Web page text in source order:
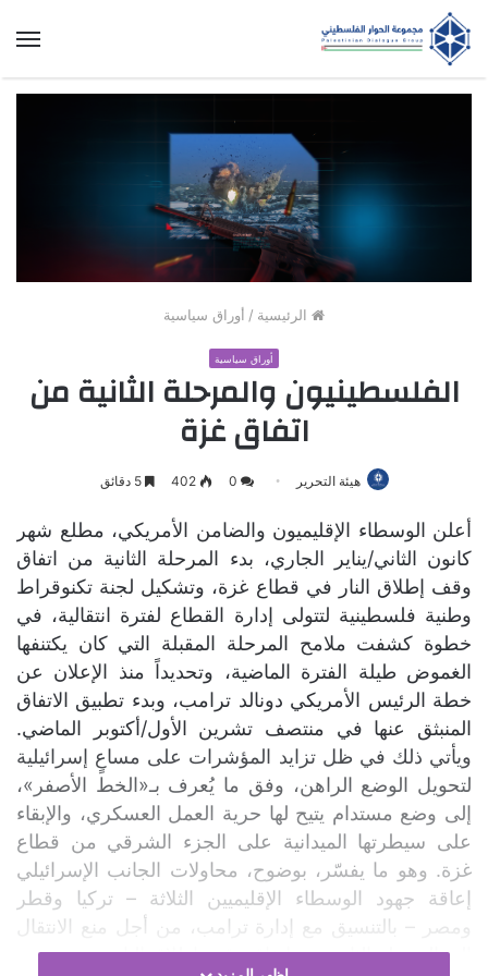
الرئيسية / أوراق سياسية
أوراق سياسية
الفلسطينيون والمرحلة الثانية من
اتفاق غزة
هيئة التحرير 0
402 5 دقائق
أعلن الوسطاء الإقليميون والضامن الأمريكي، مطلع شهر
كانون الثاني/يناير الجاري، بدء المرحلة الثانية من اتفاق
وقف إطلاق النار في قطاع غزة، وتشكيل لجنة تكنوقراط
وطنية فلسطينية لتتولى إدارة القطاع لفترة انتقالية، في
خطوة كشفت ملامح المرحلة المقبلة التي كان يكتنفها
الغموض طيلة الفترة الماضية، وتحديداً منذ الإعلان عن
خطة الرئيس الأمريكي دونالد ترامب، وبدء تطبيق الاتفاق
المنبثق عنها في منتصف تشرين الأول/أكتوبر الماضي.
ويأتي ذلك في ظل تزايد المؤشرات على مساعٍ إسرائيلية
لتحويل الوضع الراهن، وفق ما يُعرف بـ«الخط الأصفر»،
إلى وضع مستدام يتيح لها حرية العمل العسكري، والإبقاء
على سيطرتها الميدانية على الجزء الشرقي من قطاع
غزة. وهو ما يفسّر، بوضوح، محاولات الجانب الإسرائيلي
إعاقة جهود الوسطاء الإقليميين الثلاثة – تركيا وقطر
ومصر – بالتنسيق مع إدارة ترامب، من أجل منع الانتقال
إلى المرحلة الثانية من اتفاق وقف إطلاق النار.